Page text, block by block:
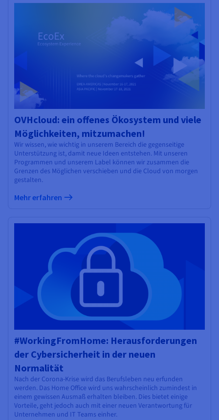
Dokumentation
Roadmap und Changelog
Roadmap und Changelog
OVHcloud: ein offenes Ökosystem und viele
Möglichkeiten, mitzumachen!
Wir wissen, wie wichtig in unserem Bereich die gegenseitige
Unterstützung ist, damit neue Ideen entstehen. Mit unseren
Programmen und unserem Label können wir zusammen die
Grenzen des Möglichen verschieben und die Cloud von morgen
gestalten.
Mehr erfahren
#WorkingFromHome: Herausforderungen
der Cybersicherheit in der neuen
Normalität
Nach der Corona-Krise wird das Berufsleben neu erfunden
werden. Das Home Office wird uns wahrscheinlich zumindest in
einem gewissen Ausmaß erhalten bleiben. Dies bietet einige
Vorteile, geht jedoch auch mit einer neuen Verantwortung für
Unternehmen und IT Teams einher.